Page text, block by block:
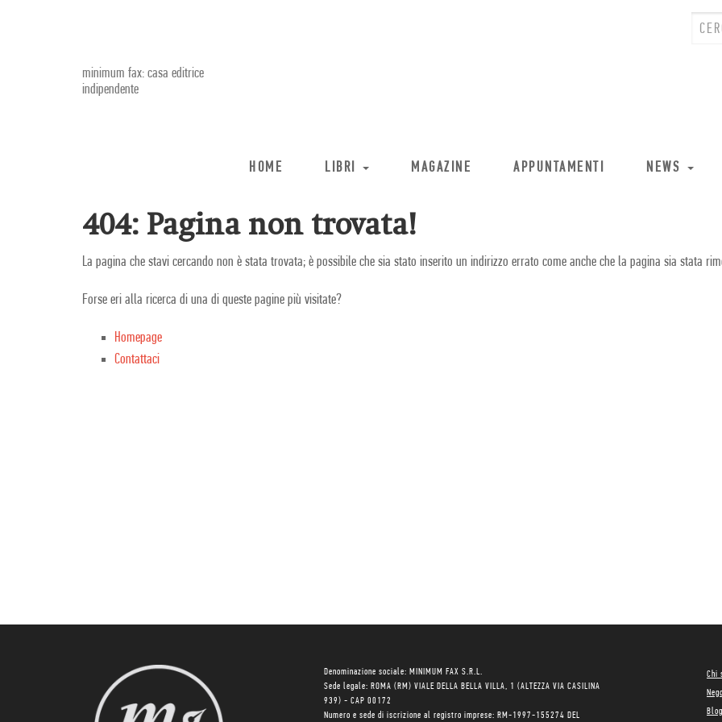
minimum fax: casa editrice
indipendente
HOME LIBRI MAGAZINE APPUNTAMENTI NEWS
404: Pagina non trovata!
La pagina che stavi cercando non è stata trovata; è possibile che sia stato inserito un indirizzo errato come anche che la pagina sia stata
Forse eri alla ricerca di una di queste pagine più visitate?
Homepage
Contattaci
Denominazione sociale: MINIMUM FAX S.R.L.
Sede legale: ROMA (RM) VIALE DELLA BELLA VILLA, 1 (ALTEZZA VIA CASILINA
939) - CAP 00172
Numero e sede di iscrizione al registro imprese: RM-1997-155274 DEL
Chi